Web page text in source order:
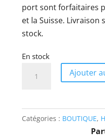
port sont forfaitaires
et la Suisse.
stock.
En stock
d’onction
-
Ajouter
Catégories : BOUTIQUE,